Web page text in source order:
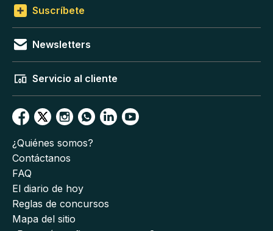
Suscríbete
Newsletters
Servicio al cliente
¿Quiénes somos?
Contáctanos
FAQ
El diario de hoy
Reglas de concursos
Mapa del sitio